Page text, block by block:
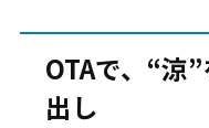
OTAで、“涼
出し